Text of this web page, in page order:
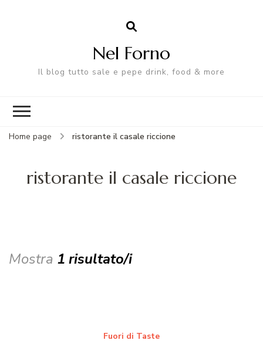
Nel Forno
Il blog tutto sale e pepe drink, food & more
Home page ristorante il casale riccione
ristorante il casale riccione
Mostra 1 risultato/i
Fuori di Taste